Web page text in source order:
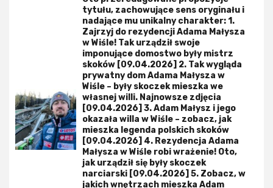
tytułu, zachowujące sens oryginału i
nadające mu unikalny charakter: 1.
Zajrzyj do rezydencji Adama Małysza
w Wiśle! Tak urządził swoje
imponujące domostwo były mistrz
skoków [09.04.2026] 2. Tak wygląda
prywatny dom Adama Małysza w
Wiśle – były skoczek mieszka we
własnej willi. Najnowsze zdjęcia
[09.04.2026] 3. Adam Małysz i jego
okazała willa w Wiśle – zobacz, jak
mieszka legenda polskich skoków
[09.04.2026] 4. Rezydencja Adama
Małysza w Wiśle robi wrażenie! Oto,
jak urządził się były skoczek
narciarski [09.04.2026] 5. Zobacz, w
jakich wnętrzach mieszka Adam